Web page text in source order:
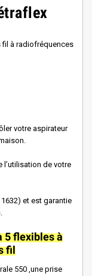
fil à radiofréquences
votre aspirateur
de votre
et est garantie
5 flexibles à
fil
550 ,une prise